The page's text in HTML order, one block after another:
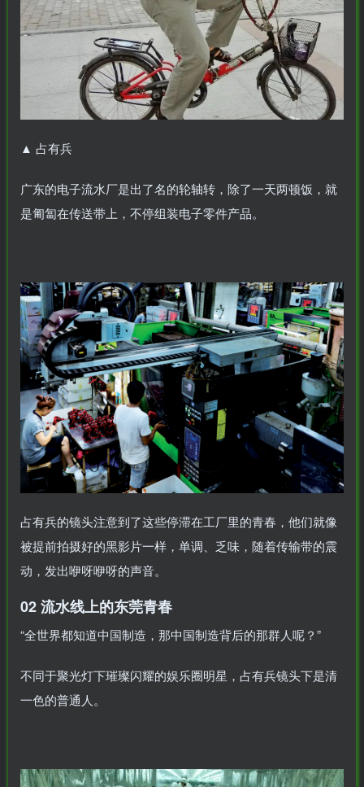
▲ 占有兵
广东的电子流水厂是出了名的轮轴转，除了一天两顿饭，就
是匍匐在传送带上，不停组装电子零件产品。
占有兵的镜头注意到了这些停滞在工厂里的青春，他们就像
被提前拍摄好的黑影片一样，单调、乏味，随着传输带的震
动，发出咿呀咿呀的声音。
02 流水线上的东莞青春
“全世界都知道中国制造，那中国制造背后的那群人呢？”
不同于聚光灯下璀璨闪耀的娱乐圈明星，占有兵镜头下是清
一色的普通人。